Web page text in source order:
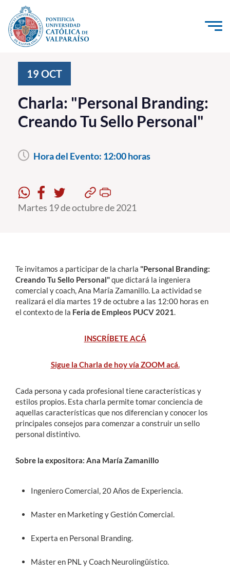
Click acá para ir directamente al contenido
Investigación, Creación e Innovación
PUCV Internacional
Vinculación con el Medio
Admisión
Pregrado
Postgrado
Académicos
Funcionarios
Alumni
19 OCT
Charla: "Personal Branding:
Creando Tu Sello Personal"
Hora del Evento: 12:00 horas
Martes 19 de octubre de 2021
Te invitamos a participar de la charla "Personal Branding:
Creando Tu Sello Personal"que dictará la ingeniera
comercial y coach, Ana María Zamanillo. La actividad se
realizará el día martes 19 de octubre a las 12:00 horas en
el contexto de la Feria de Empleos PUCV 2021.
INSCRÍBETE ACÁ
Sigue la Charla de hoy vía ZOOM acá.
Cada persona y cada profesional tiene características y
estilos propios. Esta charla permite tomar conciencia de
aquellas características que nos diferencian y conocer los
principales consejos para comenzar a construir un sello
personal distintivo.
Sobre la expositora: Ana María Zamanillo
Ingeniero Comercial, 20 Años de Experiencia.
Master en Marketing y Gestión Comercial.
Experta en Personal Branding.
Máster en PNL y Coach Neurolingüístico.